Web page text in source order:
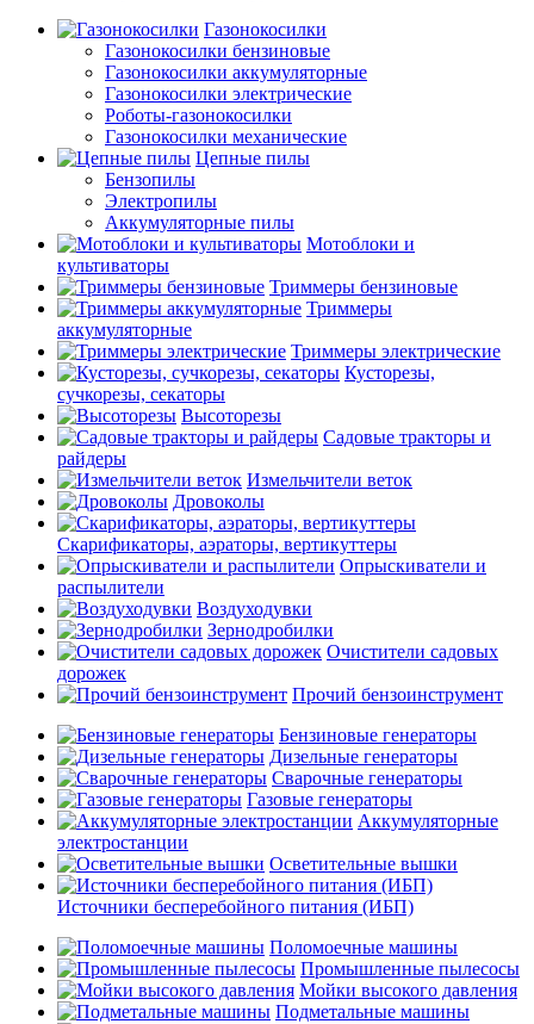
Газонокосилки
Газонокосилки бензиновые
Газонокосилки аккумуляторные
Газонокосилки электрические
Роботы-газонокосилки
Газонокосилки механические
Цепные пилы
Бензопилы
Электропилы
Аккумуляторные пилы
Мотоблоки и
культиваторы
Триммеры бензиновые
Триммеры
аккумуляторные
Триммеры электрические
Кусторезы,
сучкорезы, секаторы
Высоторезы
Садовые тракторы и
райдеры
Измельчители веток
Дровоколы
Скарификаторы, аэраторы, вертикуттеры
Опрыскиватели и
распылители
Воздуходувки
Зернодробилки
Очистители садовых
дорожек
Прочий бензоинструмент
Бензиновые генераторы
Дизельные генераторы
Сварочные генераторы
Газовые генераторы
Аккумуляторные
электростанции
Осветительные вышки
Источники бесперебойного питания (ИБП)
Поломоечные машины
Промышленные пылесосы
Мойки высокого давления
Подметальные машины